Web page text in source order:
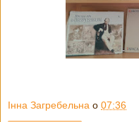
Інна Загребельна о 07:36